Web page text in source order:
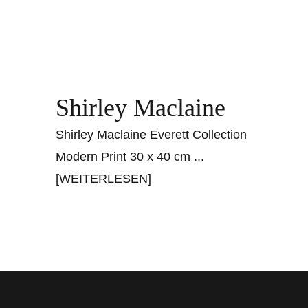
Shirley Maclaine
Shirley Maclaine Everett Collection
Modern Print 30 x 40 cm ...
[WEITERLESEN]